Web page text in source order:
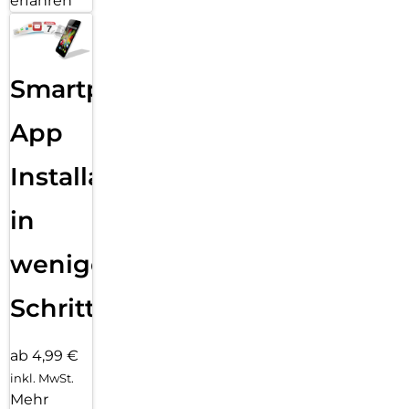
Smartphone
App
Installation
in
wenigen
Schritten
ab 4,99 €
inkl. MwSt.
Mehr